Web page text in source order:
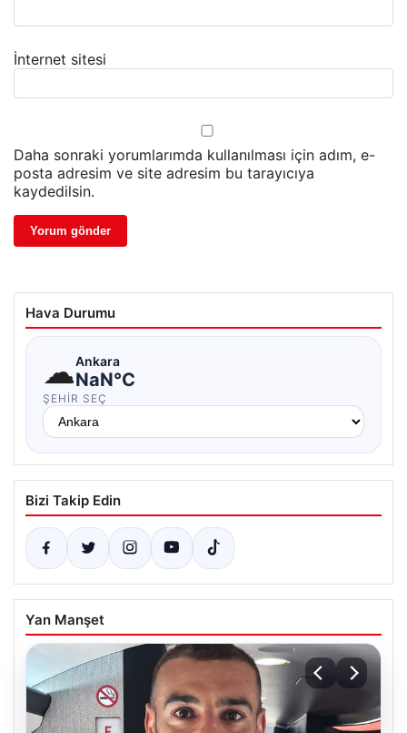
İnternet sitesi
Daha sonraki yorumlarımda kullanılması için adım, e-
posta adresim ve site adresim bu tarayıcıya
kaydedilsin.
Hava Durumu
☁Ankara
NaN°C
ŞEHIR SEÇ
Bizi Takip Edin
Yan Manşet